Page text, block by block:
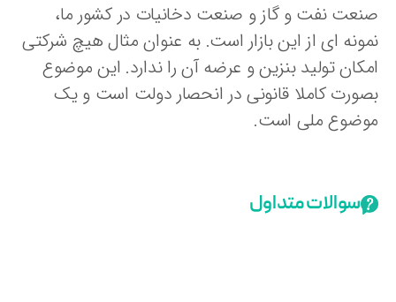
نفت و گاز و صنعت دخانیات در کشور ما،
ای از این بازار است. به عنوان مثال هیچ شرکتی
تولید بنزین و عرضه آن را ندارد. این موضوع
کاملا قانونی در انحصار دولت است و یک
ملی است.
سوالات متداول